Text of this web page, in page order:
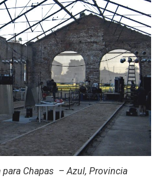
Chapas – Azul, Provincia